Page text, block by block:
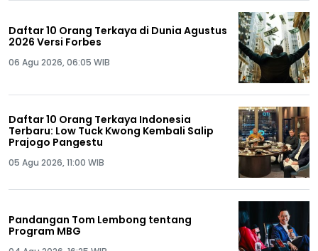
Daftar 10 Orang Terkaya di Dunia Agustus
2026 Versi Forbes
06 Agu 2026, 06:05 WIB
Daftar 10 Orang Terkaya Indonesia
Terbaru: Low Tuck Kwong Kembali Salip
Prajogo Pangestu
05 Agu 2026, 11:00 WIB
Pandangan Tom Lembong tentang
Program MBG